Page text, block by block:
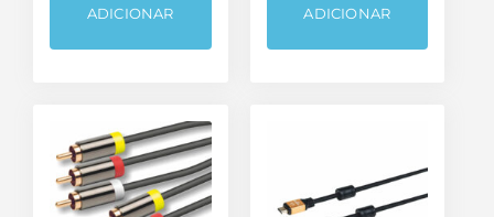
ADICIONAR ADICIONAR